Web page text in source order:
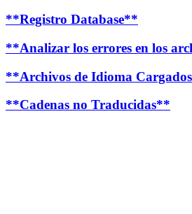
**Registro Database**
**Analizar los errores en los
**Archivos de Idioma
**Cadenas no Traducidas**